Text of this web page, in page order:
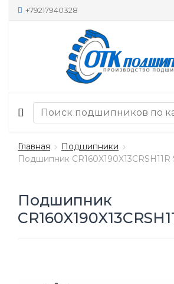
+79217940328
Главная
Подшипники
Подшипник CR160X190X13CRSH11R
Подшипник